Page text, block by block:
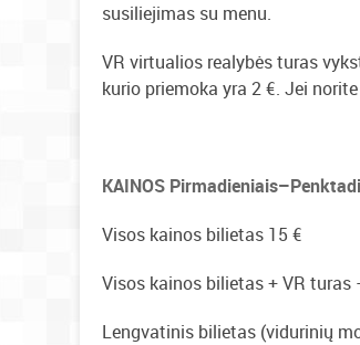
susiliejimas su menu.
VR virtualios realybės turas
kurio priemoka yra 2 €. Jei
KAINOS
Visos kainos bilietas 15 €
Visos kainos bilietas + VR turas
Lengvatinis bilietas (vidurinių